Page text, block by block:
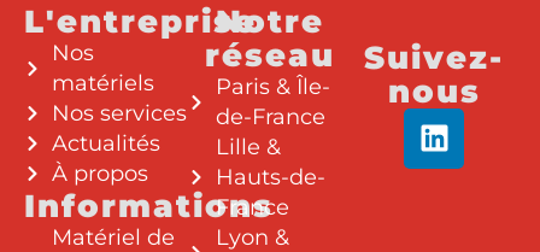
L'entreprise
Nos
matériels
Nos services
Actualités
À propos
Informations
Matériel de
Notre
réseau
Paris & Île-
de-France
Lille &
Hauts-de-
France
Lyon &
Suivez-
nous